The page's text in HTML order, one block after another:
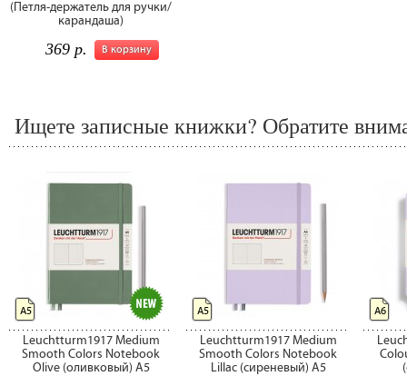
(Петля-держатель для ручки/
карандаша)
В корзину
369 р.
Ищете записные книжки? Обратите
Leuchtturm1917 Medium
Smooth Colors Notebook
Olive (оливковый) А5
А5
Leuchtturm1917 Medium
Smooth Colors Notebook
Lillac (сиреневый) А5
А5 А6